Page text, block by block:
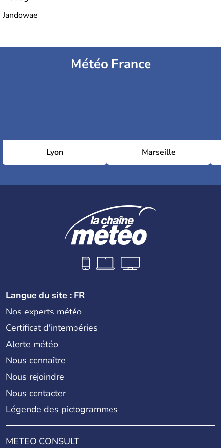
Jandowae
Météo France
Lyon Marseille
Langue du site : FR
Nos experts météo
Certificat d'intempéries
Alerte météo
Nous connaître
Nous rejoindre
Nous contacter
Légende des pictogrammes
METEO CONSULT